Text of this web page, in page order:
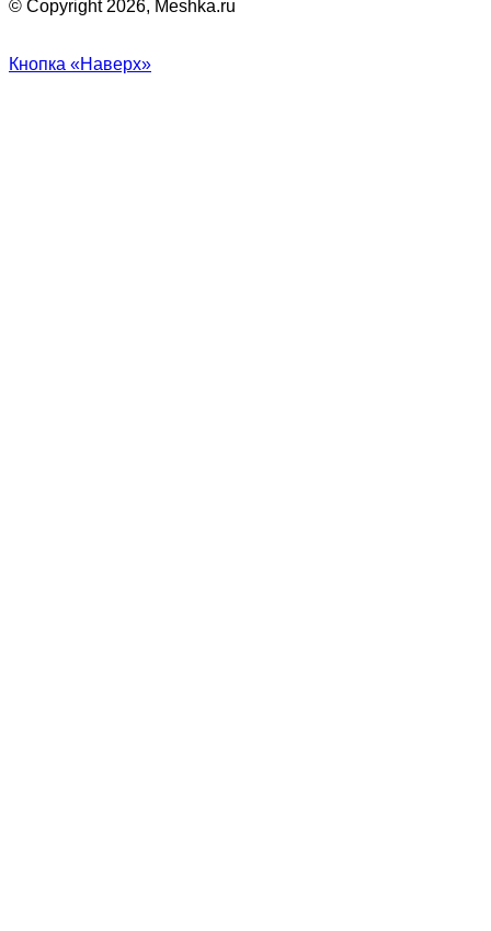
© Copyright 2026, Meshka.ru
Кнопка «Наверх»